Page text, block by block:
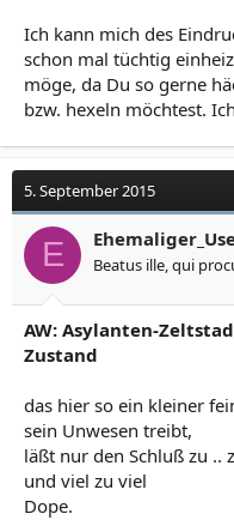
Ich kann mich des
schon mal tüchtig
möge, da Du so gerne
bzw. hexeln möchtest.
5. September 2015
E Beatus ille, qui
AW: Asylanten-
Zustand
das hier so ein kleiner
sein Unwesen treibt,
läßt nur den Schluß zu ..
und viel zu viel
Dope.